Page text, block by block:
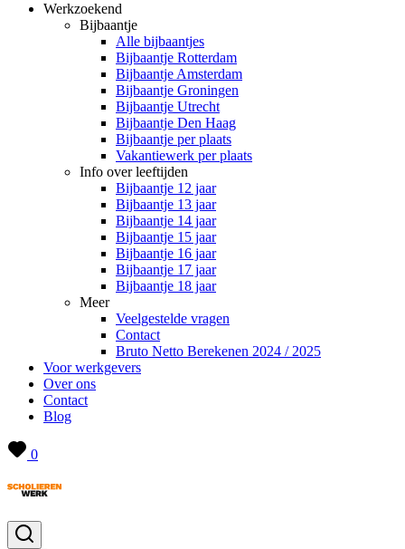
Werkzoekend
Bijbaantje
Alle bijbaantjes
Bijbaantje Rotterdam
Bijbaantje Amsterdam
Bijbaantje Groningen
Bijbaantje Utrecht
Bijbaantje Den Haag
Bijbaantje per plaats
Vakantiewerk per plaats
Info over leeftijden
Bijbaantje 12 jaar
Bijbaantje 13 jaar
Bijbaantje 14 jaar
Bijbaantje 15 jaar
Bijbaantje 16 jaar
Bijbaantje 17 jaar
Bijbaantje 18 jaar
Meer
Veelgestelde vragen
Contact
Bruto Netto Berekenen 2024 / 2025
Voor werkgevers
Over ons
Contact
Blog
0